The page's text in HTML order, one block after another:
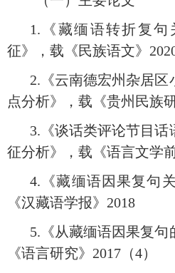
1.《藏缅语转折复
征》，载《民族语文》
2.《云南德宏州杂居
点分析》，载《贵州民族
3.《谈话类评论节目
征分析》，载《语言文学
4.《藏缅语因果复句
《汉藏语学报》2018
5.《从藏缅语因果复
《语言研究》2017（4）